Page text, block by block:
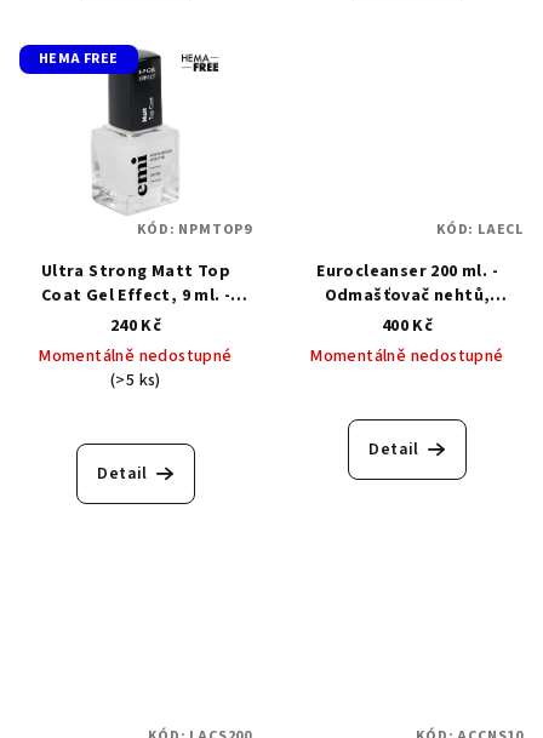
HEMA FREE
Ultra Strong Matt Top
Coat Gel Effect, 9 ml. -
vrchní matový top pro
klasický lak
240 Kč
Momentálně nedostupné
(>5 ks)
Detail
KÓD: NPMTOP9
Eurocleanser 200 ml. -
Odmašťovač nehtů,
odstraňovač výpotku
400 Kč
Momentálně nedostupné
hodnocení
produktu
Detail
KÓD: LAECL